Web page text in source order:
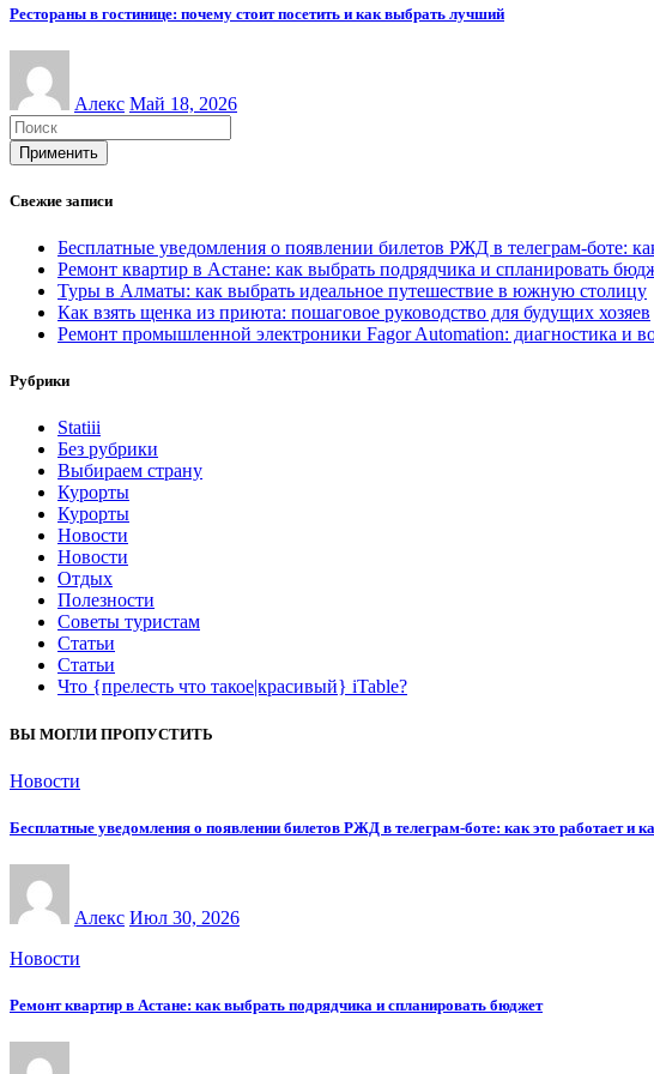
Рестораны в гостинице: почему стоит посетить и как выбрать лучший
Алекс Май 18, 2026
Применить
Свежие записи
Бесплатные уведомления о появлении билетов РЖД в телеграм-боте:
Ремонт квартир в Астане: как выбрать подрядчика и спланировать
Туры в Алматы: как выбрать идеальное путешествие в южную столицу
Как взять щенка из приюта: пошаговое руководство для будущих хозяев
Ремонт промышленной электроники Fagor Automation: диагностика и
Рубрики
Statiii
Без рубрики
Выбираем страну
Курорты
Курорты
Новости
Новости
Отдых
Полезности
Советы туристам
Статьи
Статьи
Что {прелесть что такое|красивый} iTable?
ВЫ МОГЛИ ПРОПУСТИТЬ
Новости
Бесплатные уведомления о появлении билетов РЖД в телеграм-боте: как это работает и
Алекс Июл 30, 2026
Новости
Ремонт квартир в Астане: как выбрать подрядчика и спланировать бюджет